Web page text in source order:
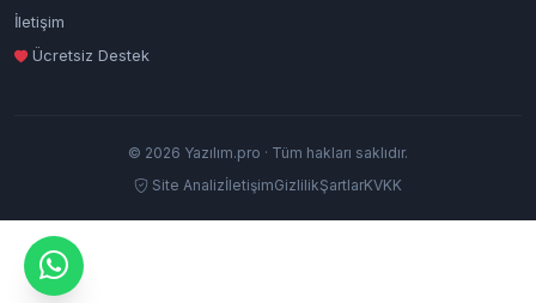
İletişim
Ücretsiz Destek
© 2026 Yazılım.pro · Tüm hakları saklıdır.
Site AnalizİletişimGizlilikŞartlarKVKK